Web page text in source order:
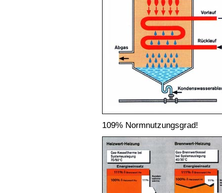
109% Normnutzungsgrad!